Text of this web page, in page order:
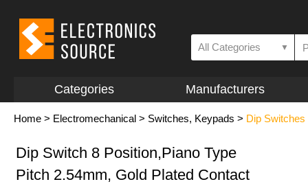
All Categories ▼
Categories Manufacturers
Home > Electromechanical > Switches, Keypads > Dip Switches
Dip Switch 8 Position,Piano Type
Pitch 2.54mm, Gold Plated Contact